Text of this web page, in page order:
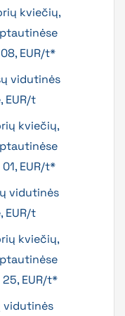
kviečių,
EUR/t*
vidutinės
EUR/t
kviečių,
EUR/t*
vidutinės
EUR/t
kviečių,
EUR/t*
vidutinės